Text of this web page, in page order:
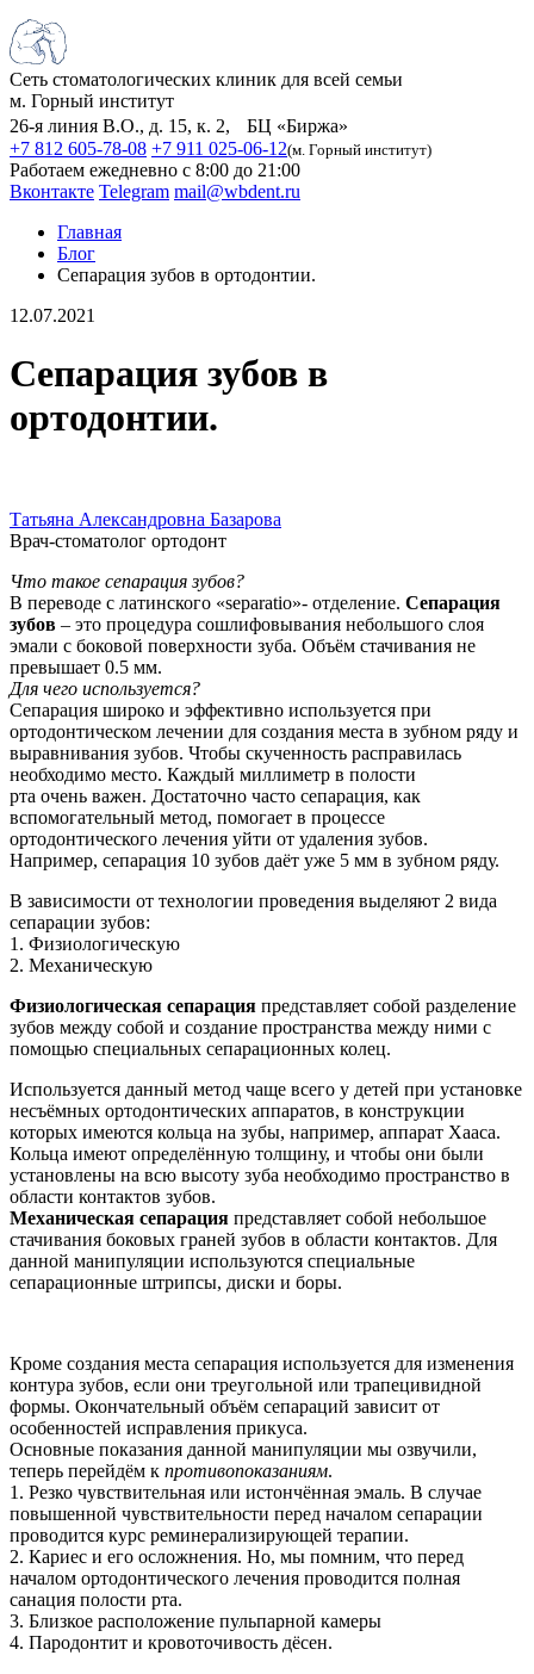
Сеть стоматологических клиник для всей семьи
м. Горный институт
26-я линия В.О., д. 15, к. 2, БЦ «Биржа»
+7 812 605-78-08 +7 911 025-06-12(м. Горный институт)
Работаем ежедневно с 8:00 до 21:00
Вконтакте Telegram mail@wbdent.ru
Главная
Блог
Сепарация зубов в ортодонтии.
12.07.2021
Сепарация зубов в
ортодонтии.
Татьяна Александровна Базарова
Врач-стоматолог ортодонт
Что такое сепарация зубов?
В переводе с латинского «separatio»- отделение. Сепарация
зубов – это процедура сошлифовывания небольшого слоя
эмали с боковой поверхности зуба. Объём стачивания не
превышает 0.5 мм.
Для чего используется?
Сепарация широко и эффективно используется при
ортодонтическом лечении для создания места в зубном ряду и
выравнивания зубов. Чтобы скученность расправилась
необходимо место. Каждый миллиметр в полости
рта очень важен. Достаточно часто сепарация, как
вспомогательный метод, помогает в процессе
ортодонтического лечения уйти от удаления зубов.
Например, сепарация 10 зубов даёт уже 5 мм в зубном ряду.
В зависимости от технологии проведения выделяют 2 вида
сепарации зубов:
1. Физиологическую
2. Механическую
Физиологическая сепарация представляет собой разделение
зубов между собой и создание пространства между ними с
помощью специальных сепарационных колец.
Используется данный метод чаще всего у детей при установке
несъёмных ортодонтических аппаратов, в конструкции
которых имеются кольца на зубы, например, аппарат Хааса.
Кольца имеют определённую толщину, и чтобы они были
установлены на всю высоту зуба необходимо пространство в
области контактов зубов.
Механическая сепарация представляет собой небольшое
стачивания боковых граней зубов в области контактов. Для
данной манипуляции используются специальные
сепарационные штрипсы, диски и боры.
Кроме создания места сепарация используется для изменения
контура зубов, если они треугольной или трапецивидной
формы. Окончательный объём сепараций зависит от
особенностей исправления прикуса.
Основные показания данной манипуляции мы озвучили,
теперь перейдём к противопоказаниям.
1. Резко чувствительная или истончённая эмаль. В случае
повышенной чувствительности перед началом сепарации
проводится курс реминерализирующей терапии.
2. Кариес и его осложнения. Но, мы помним, что перед
началом ортодонтического лечения проводится полная
санация полости рта.
3. Близкое расположение пульпарной камеры
4. Пародонтит и кровоточивость дёсен.